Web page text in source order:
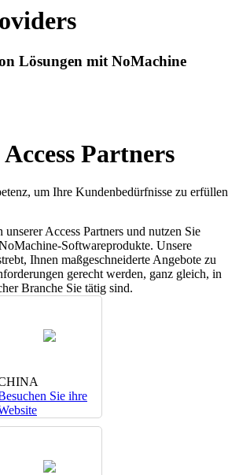
Lösungen mit NoMachine
Partners
um Ihre Kundenbedürfnisse zu erfüllen
unserer Access Partners und nutzen Sie
Softwareprodukte. Unsere
Ihnen maßgeschneiderte Angebote zu
gerecht werden, ganz gleich, in
Branche Sie tätig sind.
Sie ihre